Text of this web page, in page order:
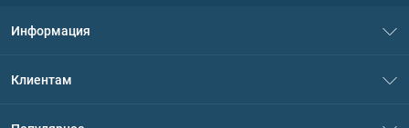
Информация
Клиентам